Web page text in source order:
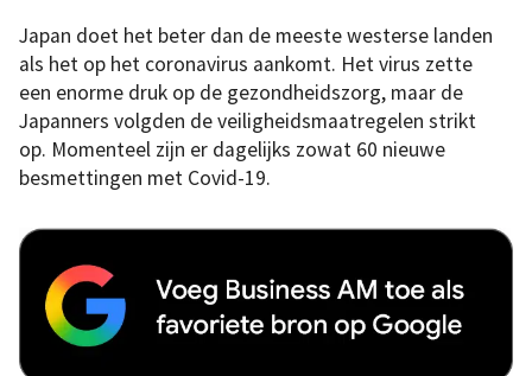
Japan doet het beter dan de meeste westerse landen
als het op het coronavirus aankomt. Het virus zette
een enorme druk op de gezondheidszorg, maar de
Japanners volgden de veiligheidsmaatregelen strikt
op. Momenteel zijn er dagelijks zowat 60 nieuwe
besmettingen met Covid-19.